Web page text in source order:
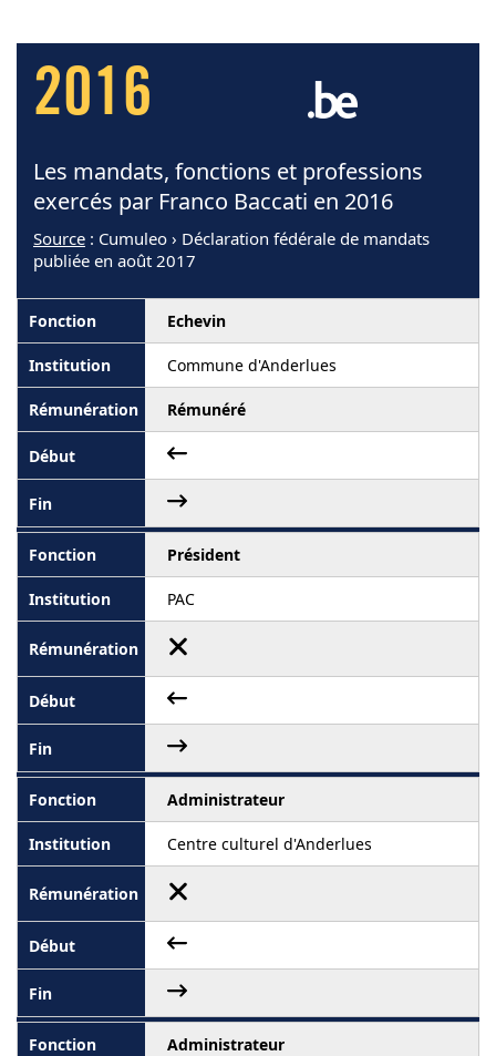
2016
Les mandats, fonctions et professions
exercés par Franco Baccati en 2016
Source : Cumuleo › Déclaration fédérale de mandats
publiée en août 2017
Echevin
Commune d'Anderlues
Rémunéré
Président
PAC
Administrateur
Centre culturel d'Anderlues
Administrateur